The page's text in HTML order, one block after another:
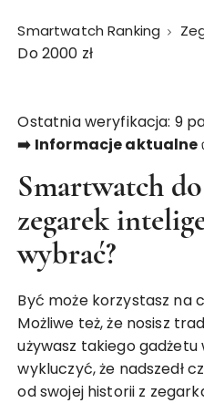
Smartwatch Ranking
Do 2000 zł
Ostatnia weryfikacja: 9
➡️ Informacje aktualne
Smartwatch
zegarek
wybrać?
Być może korzystasz na
Możliwe też, że nosisz
używasz takiego gadżetu
wykluczyć, że nadszedł
od swojej historii z